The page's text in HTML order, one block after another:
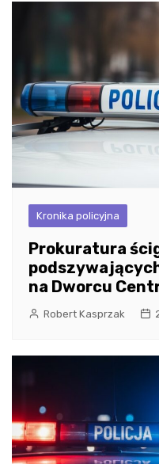
Kronika policyjna
Prokuratura
na Dworcu
Robert Kasprzak